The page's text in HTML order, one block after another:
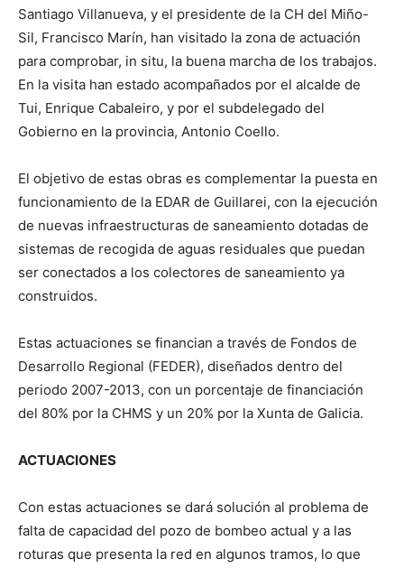
Santiago Villanueva, y el presidente de la CH del Miño-
Sil, Francisco Marín, han visitado la zona de actuación
para comprobar, in situ, la buena marcha de los trabajos.
En la visita han estado acompañados por el alcalde de
Tui, Enrique Cabaleiro, y por el subdelegado del
Gobierno en la provincia, Antonio Coello.
El objetivo de estas obras es complementar la puesta en
funcionamiento de la EDAR de Guillarei, con la ejecución
de nuevas infraestructuras de saneamiento dotadas de
sistemas de recogida de aguas residuales que puedan
ser conectados a los colectores de saneamiento ya
construidos.
Estas actuaciones se financian a través de Fondos de
Desarrollo Regional (FEDER), diseñados dentro del
periodo 2007-2013, con un porcentaje de financiación
del 80% por la CHMS y un 20% por la Xunta de Galicia.
ACTUACIONES
Con estas actuaciones se dará solución al problema de
falta de capacidad del pozo de bombeo actual y a las
roturas que presenta la red en algunos tramos, lo que